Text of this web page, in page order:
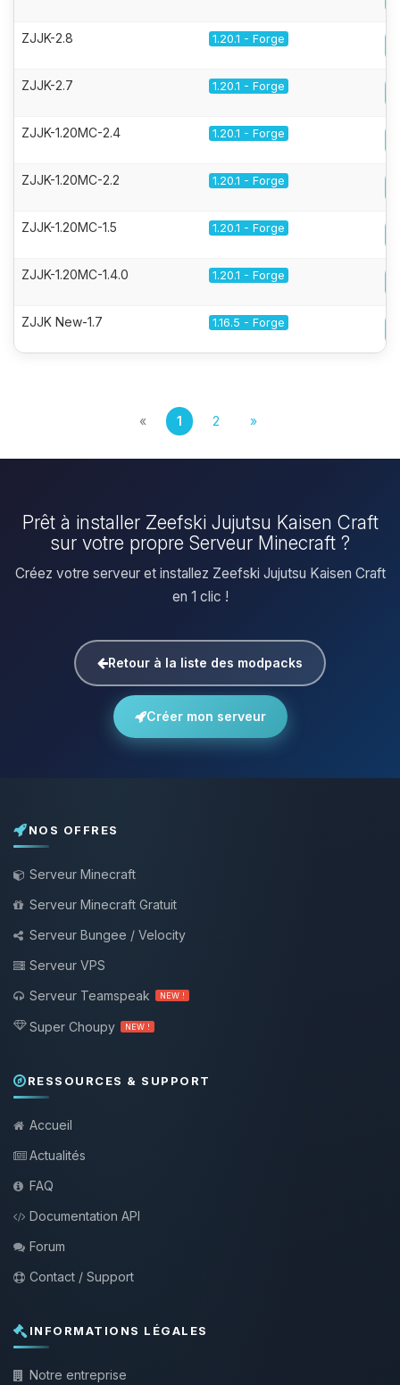
ZJJK-2.8 1.20.1 - Forge
ZJJK-2.7 1.20.1 - Forge
ZJJK-1.20MC-2.4 1.20.1 - Forge
ZJJK-1.20MC-2.2 1.20.1 - Forge
ZJJK-1.20MC-1.5 1.20.1 - Forge
ZJJK-1.20MC-1.4.0 1.20.1 - Forge
ZJJK New-1.7 1.16.5 - Forge
« 1 2 »
Prêt à installer Zeefski Jujutsu Kaisen Craft
sur votre propre Serveur Minecraft ?
Créez votre serveur et installez Zeefski Jujutsu Kaisen Craft
en 1 clic !
Retour à la liste des modpacks
Créer mon serveur
NOS OFFRES
Serveur Minecraft
Serveur Minecraft Gratuit
Serveur Bungee / Velocity
Serveur VPS
Serveur Teamspeak
NEW !
Super Choupy NEW !
RESSOURCES & SUPPORT
Accueil
Actualités
FAQ
Documentation API
Forum
Contact / Support
INFORMATIONS LÉGALES
Notre entreprise